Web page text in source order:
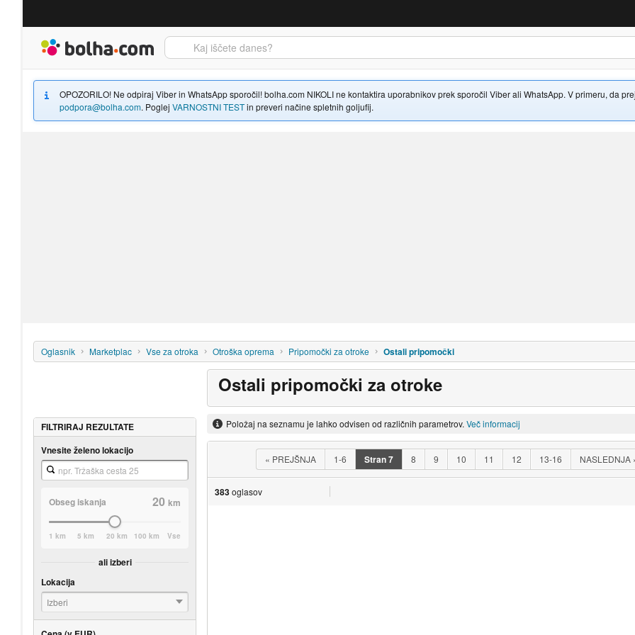
OPOZORILO! Ne odpiraj Viber in WhatsApp sporočil! bolha.com NIKOLI ne kontaktira uporabnikov prek sporočil Viber ali WhatsApp. V primeru, da
podpora@bolha.com. Poglej VARNOSTNI TESTin preveri načine spletnih goljufij.
Oglasnik Marketplac Vse za otroka Otroška oprema Pripomočki za otroke Ostali pripomočki
Ostali pripomočki za otroke
Položaj na seznamu je lahko odvisen od različnih parametrov. Več informacij
« PREJŠNJA 1-6 Stran7 8 9 10 11 12 13-16 NASLEDNJA
383oglasov
FILTRIRAJ REZULTATE
Vnesite želeno lokacijo
Obseg iskanja 20km
1 km 5 km 20 km 100 km Vse
ali izberi
Lokacija
Izberi